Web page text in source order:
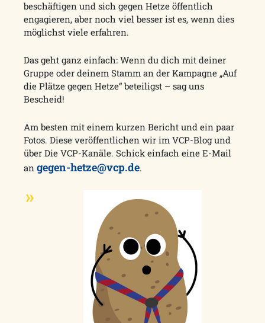
beschäftigen und sich gegen Hetze öffentlich
engagieren, aber noch viel besser ist es, wenn dies
möglichst viele erfahren.
Das geht ganz einfach: Wenn du dich mit deiner
Gruppe oder deinem Stamm an der Kampagne „Auf
die Plätze gegen Hetze“ beteiligst – sag uns
Bescheid!
Am besten mit einem kurzen Bericht und ein paar
Fotos. Diese veröffentlichen wir im VCP-Blog und
über Die VCP-Kanäle. Schick einfach eine E-Mail
an gegen-hetze@vcp.de.